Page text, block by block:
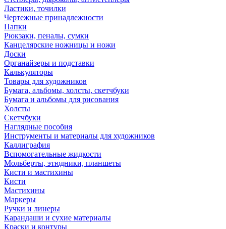
Ластики, точилки
Чертежные принадлежности
Папки
Рюкзаки, пеналы, сумки
Канцелярские ножницы и ножи
Доски
Органайзеры и подставки
Калькуляторы
Товары для художников
Бумага, альбомы, холсты, скетчбуки
Бумага и альбомы для рисования
Холсты
Скетчбуки
Наглядные пособия
Инструменты и материалы для художников
Каллиграфия
Вспомогательные жидкости
Мольберты, этюдники, планшеты
Кисти и мастихины
Кисти
Мастихины
Маркеры
Ручки и линеры
Карандаши и сухие материалы
Краски и контуры